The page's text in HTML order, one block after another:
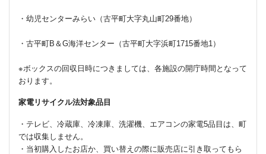
・幼児センターみらい（古平町大字丸山町29番地）
・古平町B＆G海洋センター（古平町大字浜町1715番地1）
※ボックスの回収日時につきましては、各施設の開庁時間となって
おります。
家電リサイクル法対象品目
・テレビ、冷蔵庫、冷凍庫、洗濯機、エアコンの家電5品目は、町
では収集しません。
・当初購入したお店か、買い替えの際に販売店に引き取ってもら